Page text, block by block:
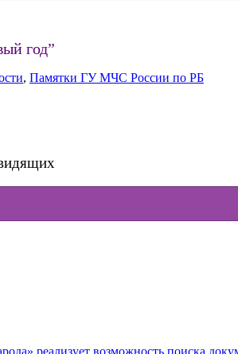
год”
, Памятки ГУ МЧС России по РБ